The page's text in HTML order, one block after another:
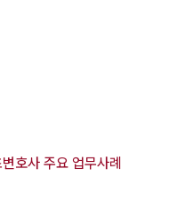
호사 주요 업무사례